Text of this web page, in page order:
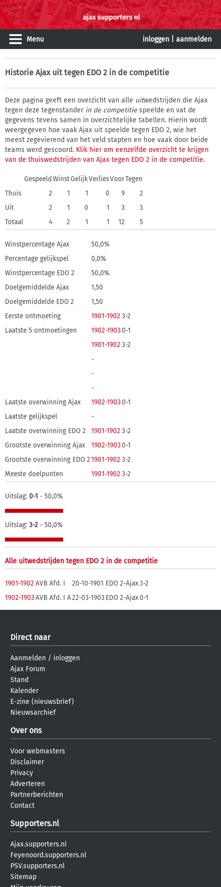
Menu inloggen aanmelden
Historie Ajax uit tegen EDO 2 in de competitie
Deze pagina geeft een overzicht van alle uitwedstrijden die Ajax
tegen deze tegenstander in de competitie speelde en vat de
gegevens tevens samen in overzichtelijke tabellen. Hierin wordt
weergegeven hoe vaak Ajax uit speelde tegen EDO 2, wie het
meest zegevierend van het veld stapten en hoe vaak door beide
teams werd gescoord. Klik hier om eenzelfde overzicht te krijgen
van de thuiswedstrijden van Ajax tegen EDO 2 in de competitie.
Gespeeld WinstGelijkVerliesVoorTegen
Thuis
2 1 1 0 9
2
Uit
2 1 0 1 3
3
Totaal
4 2 1 1 12 5
Winstpercentage Ajax
50,0%
Percentage gelijkspel
0,0%
Winstpercentage EDO 2
50,0%
Doelgemiddelde Ajax
1,50
Doelgemiddelde EDO 2
1,50
Eerste ontmoeting
1901-1902 3-2
Laatste 5 ontmoetingen
1902-19030-1
1901-1902 3-2
-
-
-
Laatste overwinning Ajax
1902-19030-1
Laatste gelijkspel
-
Laatste overwinning EDO 2
1901-1902 3-2
Grootste overwinning Ajax
1902-19030-1
Grootste overwinning EDO 21901-1902 3-2
Meeste doelpunten
1901-1902 3-2
Uitslag: 0-1 - 50,0%
Uitslag: 3-2 - 50,0%
Alle uitwedstrijden tegen EDO 2 in de competitie
1901-1902 AVB Afd. I 20-10-1901 EDO 2-Ajax3-2
1902-1903AVB Afd. I A22-03-1903 EDO 2-Ajax0-1
Direct naar
Aanmelden / inloggen
Ajax Forum
Stand
Kalender
E-zine (nieuwsbrief)
Nieuwsarchief
Over ons
Voor webmasters
Disclaimer
Privacy
Adverteren
Partnerberichten
Contact
Supporters.nl
Ajax.supporters.nl
Feyenoord.supporters.nl
PSV.supporters.nl
Sitemap